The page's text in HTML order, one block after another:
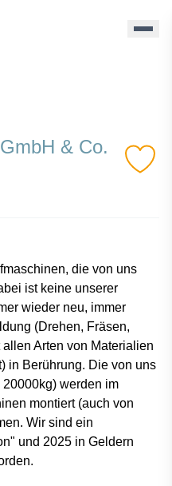
& Co.
die von uns
ist keine unserer
wieder neu, immer
(Drehen, Fräsen,
Arten von Materialien
in Berührung. Die von uns
werden im
montiert (auch von
Wir sind ein
und 2025 in Geldern